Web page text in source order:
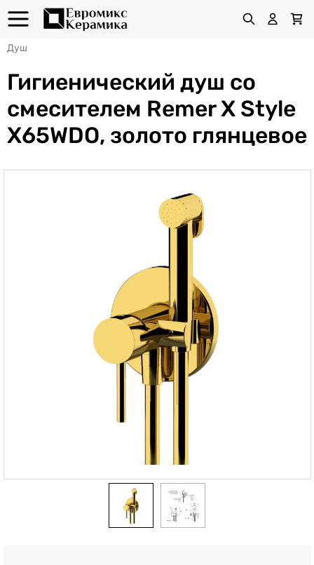
Душ
Гигиенический душ со
смесителем Remer X Style
X65WDO, золото глянцевое